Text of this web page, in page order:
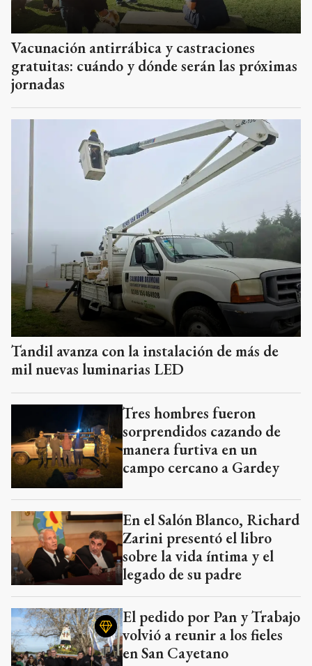
Vacunación antirrábica y castraciones
gratuitas: cuándo y dónde serán las próximas
jornadas
Tandil avanza con la instalación de más de
mil nuevas luminarias LED
Tres hombres fueron
sorprendidos cazando de
manera furtiva en un
campo cercano a Gardey
En el Salón Blanco, Richard
Zarini presentó el libro
sobre la vida íntima y el
legado de su padre
El pedido por Pan y Trabajo
volvió a reunir a los fieles
en San Cayetano